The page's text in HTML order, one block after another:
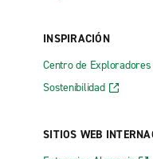
INSPIRACIÓN
Centro de Exploradores
Sostenibilidad
SITIOS WEB